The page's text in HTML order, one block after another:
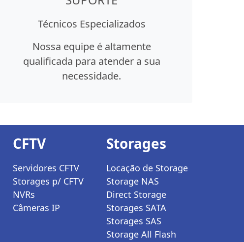
Técnicos Especializados
Nossa equipe é altamente
qualificada para atender a sua
necessidade.
CFTV
Servidores CFTV
Storages p/ CFTV
NVRs
Câmeras IP
Storages
Locação de Storage
Storage NAS
Direct Storage
Storages SATA
Storages SAS
Storage All Flash